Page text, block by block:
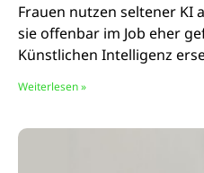
Frauen nutzen seltener KI
sie offenbar im Job eher
Künstlichen Intelligenz
Weiterlesen »